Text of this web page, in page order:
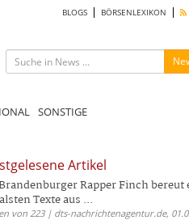
BLOGS BÖRSENLEXIKON
SONSTIGE
Artikel
Rapper Finch bereut
Texte aus ...
von 223 | dts-nachrichtenagentur.de,